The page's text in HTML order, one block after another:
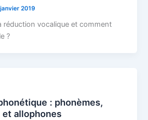
2019
réduction vocalique et comment
?
: phonèmes,
allophones